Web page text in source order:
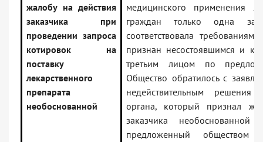
жалобу на действия
заказчика при
проведении запроса
котировок на
поставку
лекарственного
препарата
необоснованной
медицинского применения
граждан только одна
соответствовала
признан несостоявшимся и
третьим лицом по
Общество обратилось с
недействительным решения
органа, который признал
заказчика
предложенный